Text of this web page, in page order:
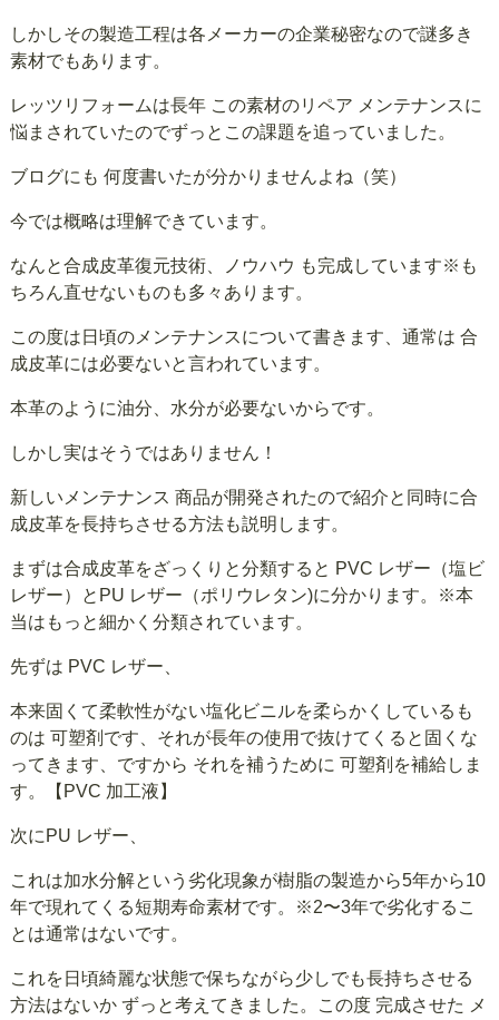
しかしその製造工程は各メーカーの企業秘密なので謎多き
素材でもあります。
レッツリフォームは長年 この素材のリペア メンテナンスに
悩まされていたのでずっとこの課題を追っていました。
ブログにも 何度書いたが分かりませんよね（笑）
今では概略は理解できています。
なんと合成皮革復元技術、ノウハウ も完成しています※も
ちろん直せないものも多々あります。
この度は日頃のメンテナンスについて書きます、通常は 合
成皮革には必要ないと言われています。
本革のように油分、水分が必要ないからです。
しかし実はそうではありません！
新しいメンテナンス 商品が開発されたので紹介と同時に合
成皮革を長持ちさせる方法も説明します。
まずは合成皮革をざっくりと分類すると PVC レザー（塩ビ
レザー）とPU レザー（ポリウレタン)に分かります。※本
当はもっと細かく分類されています。
先ずは PVC レザー、
本来固くて柔軟性がない塩化ビニルを柔らかくしているも
のは 可塑剤です、それが長年の使用で抜けてくると固くな
ってきます、ですから それを補うために 可塑剤を補給しま
す。【PVC 加工液】
次にPU レザー、
これは加水分解という劣化現象が樹脂の製造から5年から10
年で現れてくる短期寿命素材です。※2〜3年で劣化するこ
とは通常はないです。
これを日頃綺麗な状態で保ちながら少しでも長持ちさせる
方法はないか ずっと考えてきました。この度 完成させた メ